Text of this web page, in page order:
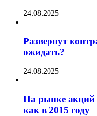
24.08.2025
Развернут
ожидать?
24.08.2025
На рынке акций
как в 2015 году